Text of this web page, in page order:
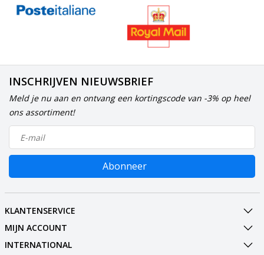
INSCHRIJVEN NIEUWSBRIEF
Meld je nu aan en ontvang een kortingscode van -3% op heel
ons assortiment!
Abonneer
KLANTENSERVICE
MIJN ACCOUNT
INTERNATIONAL